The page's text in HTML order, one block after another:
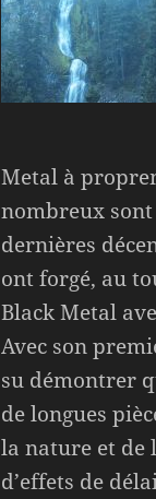
Metal à
nombreux
dernières
ont forgé, au
Black Metal
Avec son
su démontrer
de longues
la nature et de
d’effets de